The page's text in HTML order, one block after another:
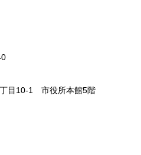
目10-1 市役所本館5階